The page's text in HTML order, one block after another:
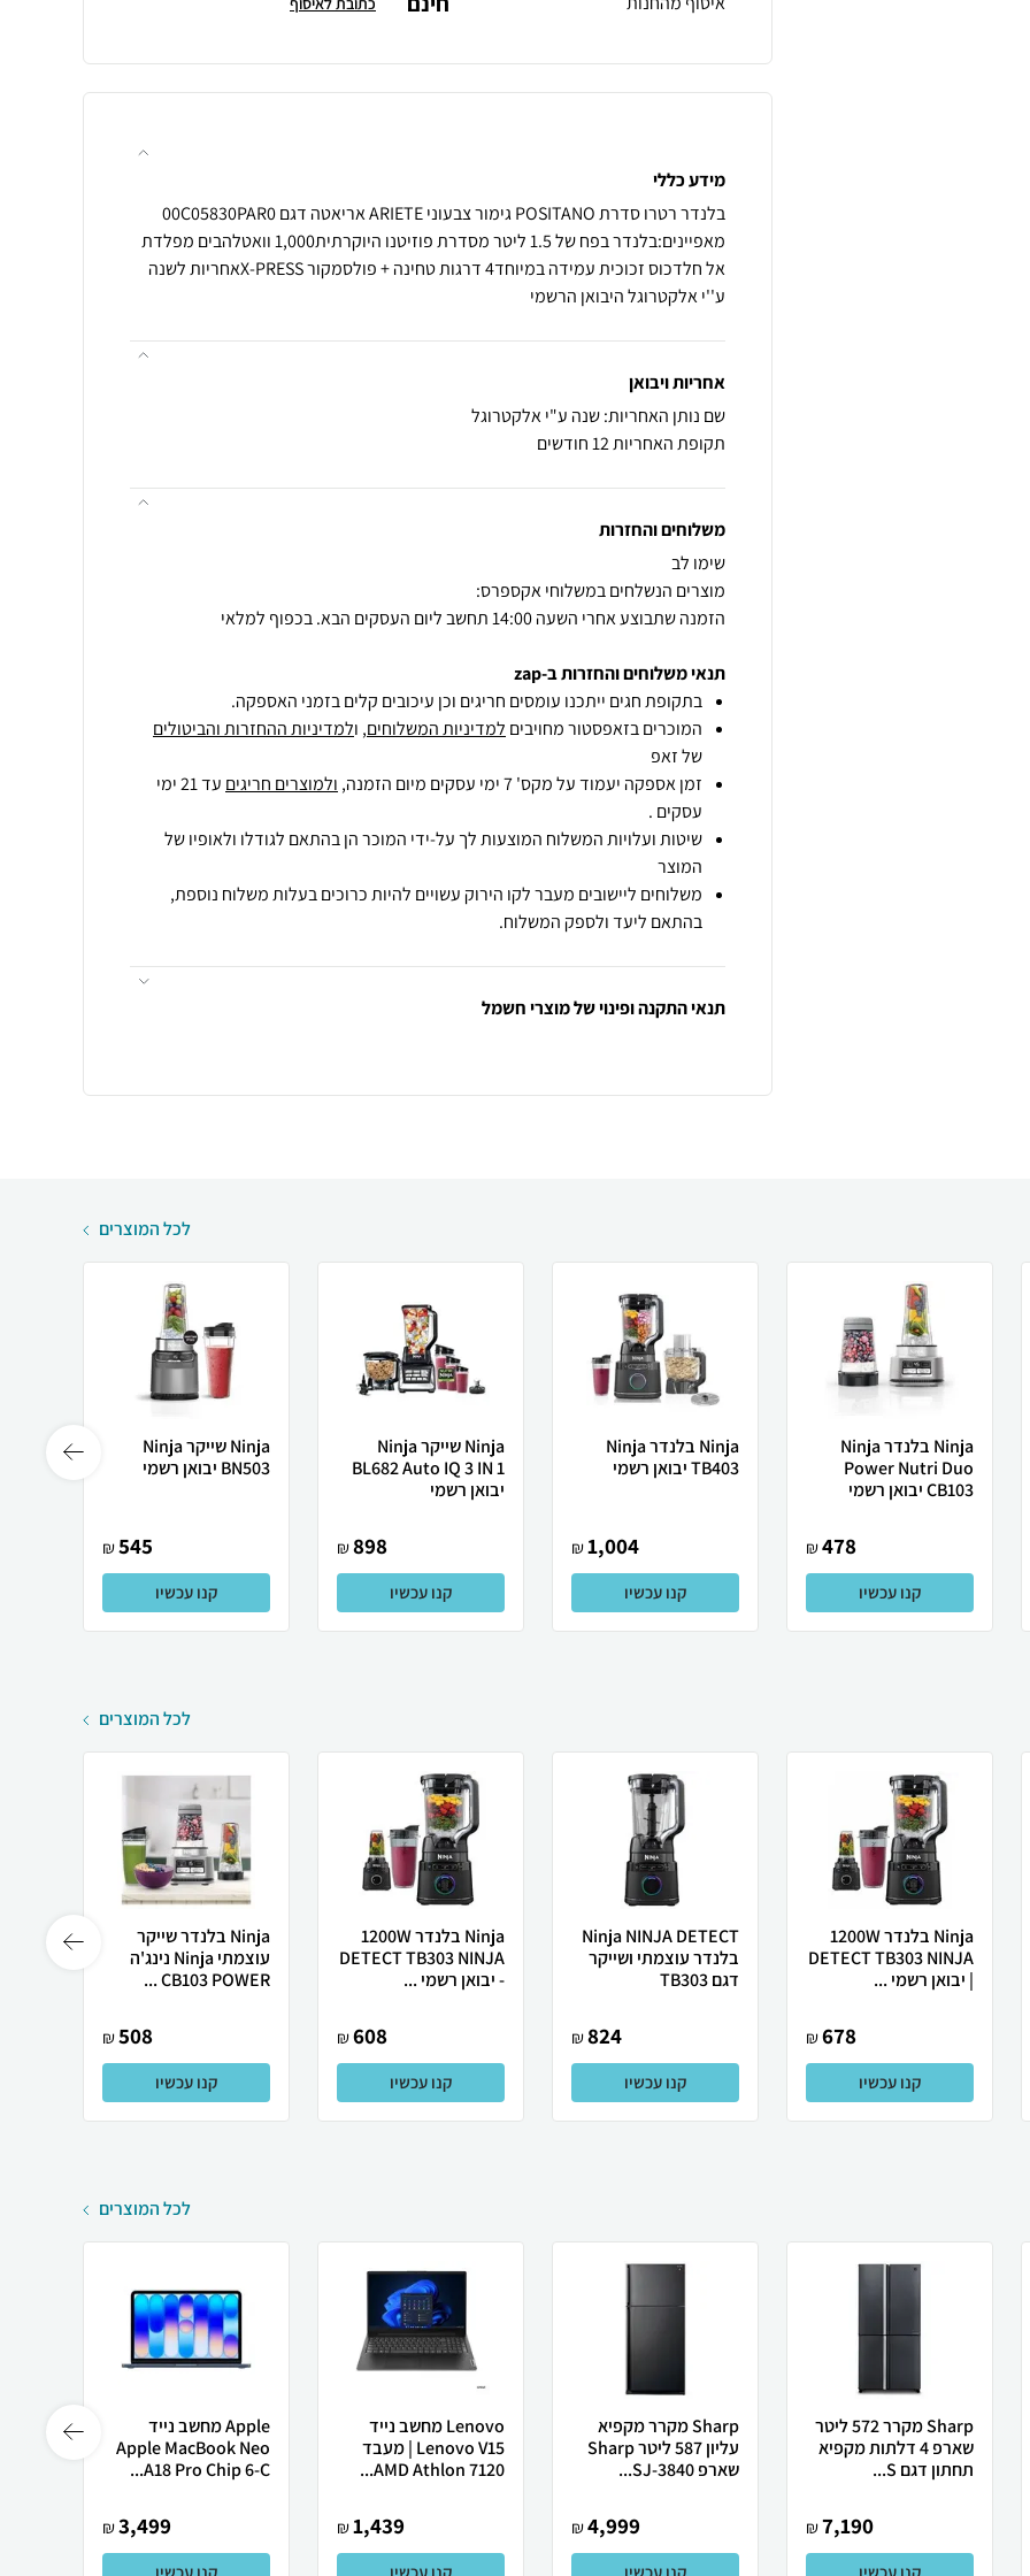
מידע כללי
בלנדר רטרו סדרת POSITANO גימור צבעוני ARIETE אריאטה דגם 00C05830PAR0
מאפיינים:בלנדר בפח של 1.5 ליטר מסדרת פוזיטנו היוקרתית1,000 וואטלהבים מפלדת
אל חלדכוס זכוכית עמידה במיוחד4 דרגות טחינה + פולסמקור X-PRESSאחריות לשנה
ע''י אלקטרוגל היבואן הרשמי
אחריות ויבואן
שם נותן האחריות: שנה ע"י אלקטרוגל
תקופת האחריות 12 חודשים
משלוחים והחזרות
הזמנה שתבוצע אחרי השעה 14:00 תחשב ליום העסקים הבא. בכפוף למלאי
תנאי משלוחים והחזרות ב-zap
בתקופת חגים ייתכנו עומסים חריגים וכן עיכובים קלים בזמני האספקה.
המוכרים בזאפסטור מחויבים למדיניות המשלוחים, ולמדיניות ההחזרות והביטולים
של זאפ
זמן אספקה יעמוד על מקס' 7 ימי עסקים מיום הזמנה,
ולמוצרים חריגים
עד 21 ימי
עסקים .
שיטות ועלויות המשלוח המוצעות לך על-ידי המוכר הן בהתאם לגודלו ולאופיו של
המוצר
משלוחים ליישובים מעבר לקו הירוק עשויים להיות כרוכים בעלות משלוח נוספת,
בהתאם ליעד ולספק המשלוח.
תנאי התקנה ופינוי של מוצרי חשמל
לכל המוצרים
Ninja בלנדר Ninja
Power Nutri Duo
CB103 יבואן רשמי
478
₪
קנו עכשיו
Ninja בלנדר Ninja
TB403 יבואן רשמי
1,004
₪
קנו עכשיו
Ninja ‏שייקר Ninja
BL682 Auto IQ 3 IN 1
יבואן רשמי
898
₪
קנו עכשיו
Ninja שייקר Ninja
BN503 יבואן רשמי
545
₪
קנו עכשיו
לכל המוצרים
Ninja בלנדר 1200W
DETECT TB303 NINJA
| יבואן רשמי ...
678
₪
קנו עכשיו
Ninja NINJA DETECT
בלנדר עוצמתי ושייקר
דגם TB303
824
₪
קנו עכשיו
Ninja בלנדר 1200W
DETECT TB303 NINJA
- יבואן רשמי ...
608
₪
קנו עכשיו
Ninja בלנדר שייקר
עוצמתי Ninja נינג'ה
CB103 POWER ...
508
₪
קנו עכשיו
לכל המוצרים
Sharp מקרר 572 ליטר
שארפ 4 דלתות מקפיא
תחתון דגם S...
7,190
₪
Sharp מקרר מקפיא
עליון 587 ליטר Sharp
שארפ SJ-3840...
4,999
₪
Lenovo מחשב נייד
Lenovo V15 | מעבד
AMD Athlon 7120...
1,439
₪
Apple מחשב נייד
Apple MacBook Neo
A18 Pro Chip 6-C...
3,499
₪